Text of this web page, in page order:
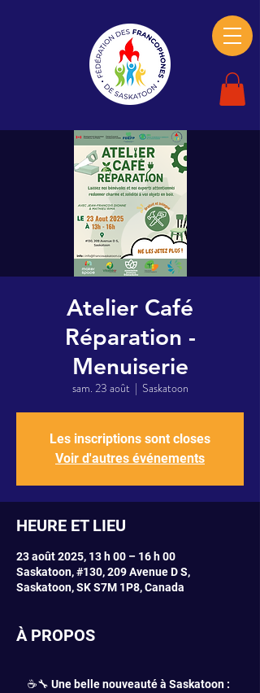
Atelier Café
Réparation -
Menuiserie
sam. 23 août
  |
Saskatoon
Les inscriptions sont closes
Voir d'autres événements
HEURE ET LIEU
23 août 2025, 13 h 00 – 16 h 00
Saskatoon, #130, 209 Avenue D S,
Saskatoon, SK S7M 1P8, Canada
À PROPOS
☕🔧 Une belle nouveauté à Saskatoon :